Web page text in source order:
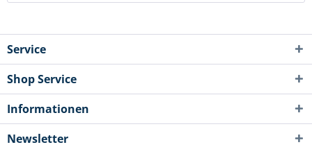
Service
Shop Service
Informationen
Newsletter